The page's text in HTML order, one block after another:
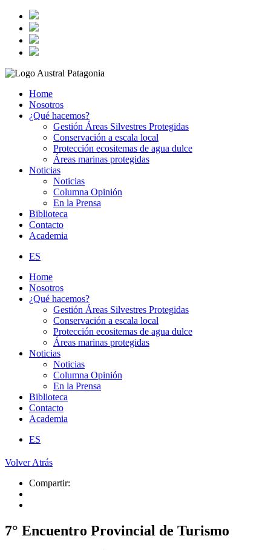
Home
Nosotros
¿Qué hacemos?
Gestión Áreas Silvestres Protegidas
Conservación a escala local
Protección ecositemas de agua dulce
Áreas marinas protegidas
Noticias
Noticias
Columna Opinión
En la Prensa
Biblioteca
Contacto
Academia
ES
Home
Nosotros
¿Qué hacemos?
Gestión Áreas Silvestres Protegidas
Conservación a escala local
Protección ecositemas de agua dulce
Áreas marinas protegidas
Noticias
Noticias
Columna Opinión
En la Prensa
Biblioteca
Contacto
Academia
ES
Volver Atrás
Compartir:
7° Encuentro Provincial de Turismo